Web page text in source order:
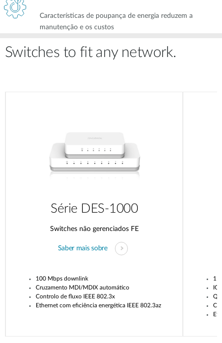
Características de poupança de energia reduzem a
manutenção e os custos
Switches to fit any network.
Série DES-1000
Switches não gerenciados FE
Saber mais sobre
100 Mbps downlink
Cruzamento MDI/MDIX automático
Controlo de fluxo IEEE 802.3x
Ethernet com eficiência energética IEEE 802.3az
1